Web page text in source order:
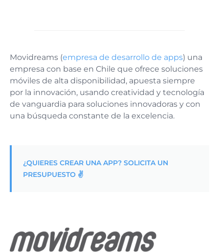
Movidreams (empresa de desarrollo de apps) una
empresa con base en Chile que ofrece soluciones
móviles de alta disponibilidad, apuesta siempre
por la innovación, usando creatividad y tecnología
de vanguardia para soluciones innovadoras y con
una búsqueda constante de la excelencia.
¿QUIERES CREAR UNA APP? SOLICITA UN
PRESUPUESTO ✌️